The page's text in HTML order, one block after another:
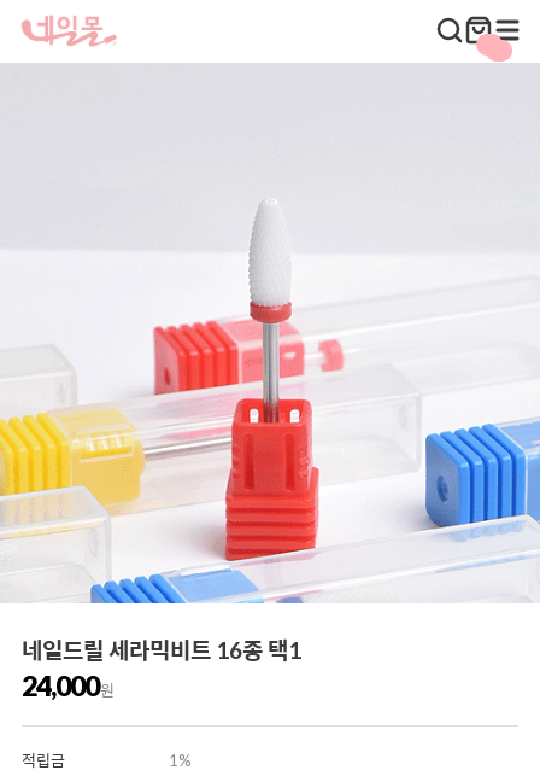
네일드릴 세라믹비트 16종 택1
24,000원
적립금
1%